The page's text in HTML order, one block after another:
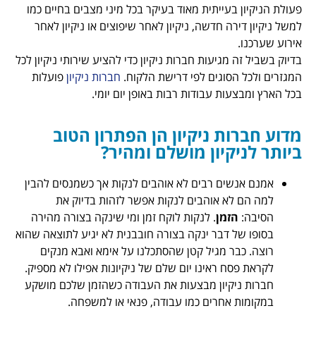
מאוד בעיקר בכל מיני מצבים בחיים כמו
חדשה, ניקיון לאחר שיפוצים או ניקיון לאחר
חברות ניקיון כדי להציע שירותי ניקיון לכל
לפי דרישת הלקוח.חברות ניקיוןפועלות
עבודות רבות באופן יום יומי.
ניקיון הן הפתרון הטוב
מושלם ומהיר?
רבים לא אוהבים לנקות אך כשמנסים להבין
אוהבים לנקות אפשר לזהות בדיוק את
. לנקות לוקח זמן ומי שינקה בצורה מהירה
דבר ינקה בצורה חובבנית לא יגיע לתוצאה שהוא
מגיל קטן שהסתכלנו על אימא ואבא מנקים
ראינו יום שלם של ניקיונות אפילו לא מספיק.
מבצעות את העבודה כשהזמן שלכם מושקע
אחרים כמו עבודה, פנאי או למשפחה.